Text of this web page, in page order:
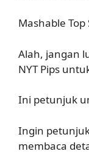
Mashable Top
Alah, jangan
NYT Pips
Ini petunjuk
Ingin
membaca